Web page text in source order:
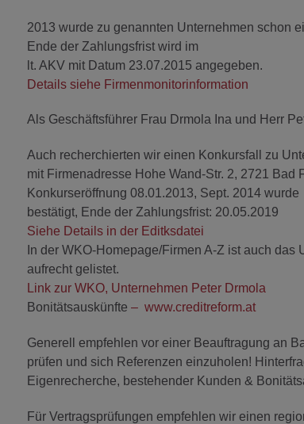
2013 wurde zu genannten Unternehmen schon
Ende der Zahlungsfrist wird im
lt. AKV mit Datum 23.07.2015 angegeben.
Details siehe Firmenmonitorinformation
Als Geschäftsführer Frau Drmola Ina und Herr
Auch recherchierten wir einen Konkursfall zu
mit Firmenadresse Hohe Wand-Str. 2, 2721 Bad
Konkurseröffnung 08.01.2013, Sept. 2014
bestätigt, Ende der Zahlungsfrist: 20.05.2019
Siehe Details in der Editksdatei
In der WKO-Homepage/Firmen A-Z ist auch
aufrecht gelistet.
Link zur WKO, Unternehmen Peter Drmola
Bonitätsauskünfte – www.creditreform.at
Generell empfehlen vor einer Beauftragung an
prüfen und sich Referenzen einzuholen!
Eigenrecherche, bestehender Kunden &
Für Vertragsprüfungen empfehlen wir einen